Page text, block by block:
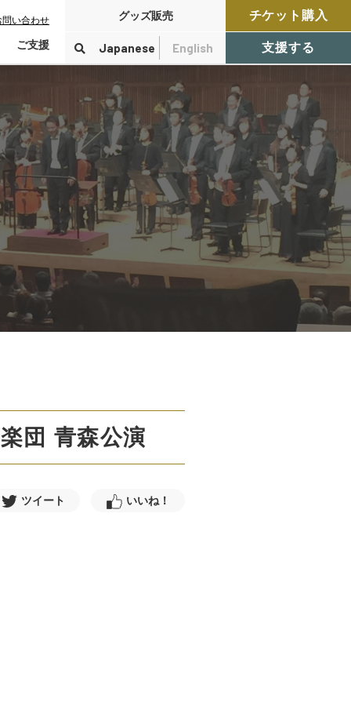
問い合わせ
ご支援
控除について
グッズ販売
Japanese English
チケット購入
支援する
団 青森公演
ツイート いいね！